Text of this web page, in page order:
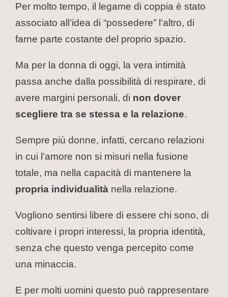
Per molto tempo, il legame di coppia è stato
associato all’idea di “possedere” l’altro, di
farne parte costante del proprio spazio.
Ma per la donna di oggi, la vera intimità
passa anche dalla possibilità di respirare, di
avere margini personali, di non dover
scegliere tra se stessa e la relazione.
Sempre più donne, infatti, cercano relazioni
in cui l’amore non si misuri nella fusione
totale, ma nella capacità di mantenere la
propria individualità nella relazione.
Vogliono sentirsi libere di essere chi sono, di
coltivare i propri interessi, la propria identità,
senza che questo venga percepito come
una minaccia.
E per molti uomini questo può rappresentare